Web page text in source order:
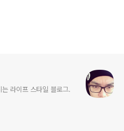
라이프 스타일 블로그.